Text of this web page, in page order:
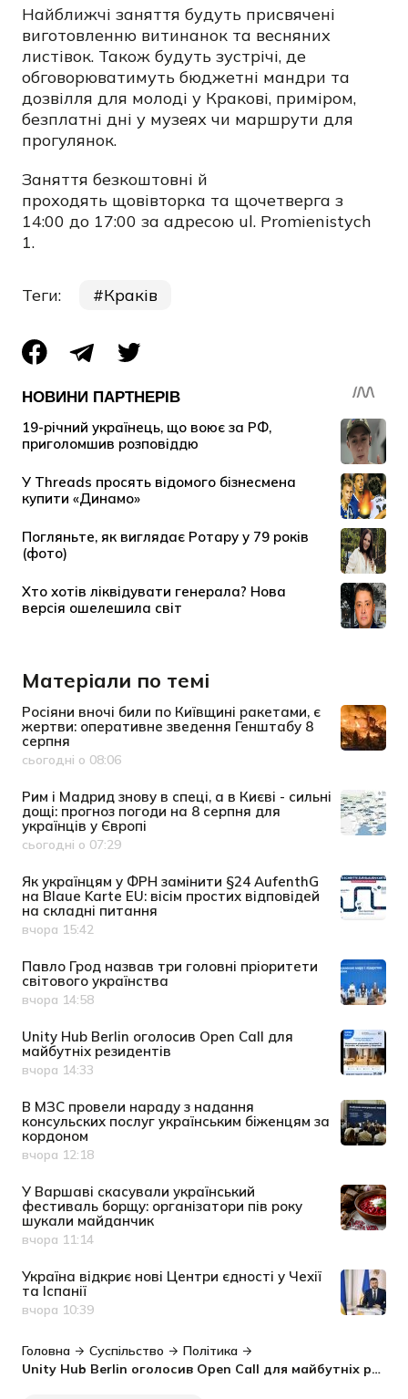
Найближчі заняття будуть присвячені
виготовленню витинанок та весняних
листівок. Також будуть зустрічі, де
обговорюватимуть бюджетні мандри та
дозвілля для молоді у Кракові, приміром,
безплатні дні у музеях чи маршрути для
прогулянок.
Заняття безкоштовні й
проходять щовівторка та щочетверга з
14:00 до 17:00 за адресою ul. Promienistych
1.
Теги: Краків
Матеріали по темі
Росіяни вночі били по Київщині ракетами, є
жертви: оперативне зведення Генштабу 8
серпня
Дата публікації
сьогодні о 08:06
Рим і Мадрид знову в спеці, а в Києві - сильні
дощі: прогноз погоди на 8 серпня для
українців у Європі
Дата публікації
сьогодні о 07:29
Як українцям у ФРН замінити §24 AufenthG
на Blaue Karte EU: вісім простих відповідей
на складні питання
Дата публікації
вчора 15:42
Павло Грод назвав три головні пріоритети
світового українства
Дата публікації
вчора 14:58
Unity Hub Berlin оголосив Open Call для
майбутніх резидентів
Дата публікації
вчора 14:33
В МЗС провели нараду з надання
консульских послуг українським біженцям за
кордоном
Дата публікації
вчора 12:18
У Варшаві скасували український
фестиваль борщу: організатори пів року
шукали майданчик
Дата публікації
вчора 11:14
Україна відкриє нові Центри єдності у Чехії
та Іспанії
Дата публікації
вчора 10:39
Головна Суспільство
Політика
Unity Hub Berlin оголосив Open Call для майбутніх резидентів